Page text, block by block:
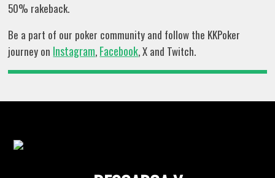
50% rakeback.
Be a part of our poker community and follow the KKPoker
journey on Instagram, Facebook, X and Twitch.